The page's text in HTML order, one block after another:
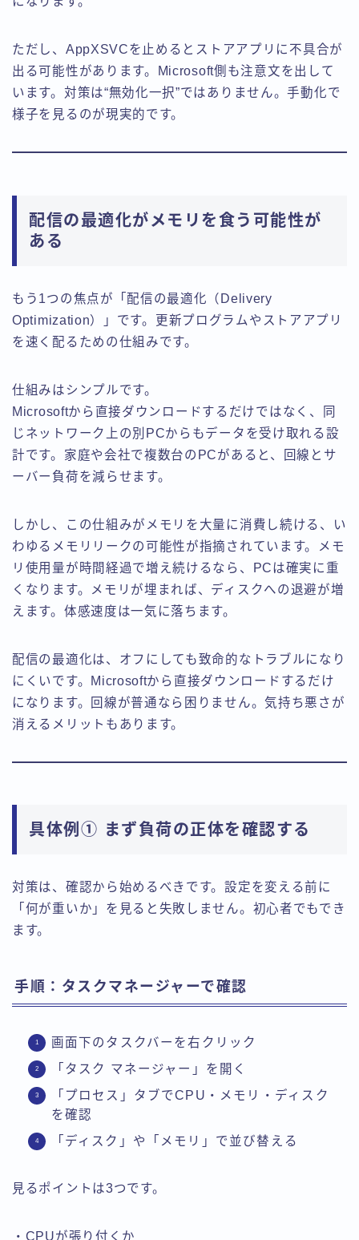
ただし、AppXSVCを止めるとストアアプリに不具合が
出る可能性があります。Microsoft側も注意文を出して
います。対策は“無効化一択”ではありません。手動化で
様子を見るのが現実的です。
配信の最適化がメモリを食う可能性が
ある
もう1つの焦点が「配信の最適化（Delivery
Optimization）」です。更新プログラムやストアアプリ
を速く配るための仕組みです。
仕組みはシンプルです。
Microsoftから直接ダウンロードするだけではなく、同
じネットワーク上の別PCからもデータを受け取れる設
計です。家庭や会社で複数台のPCがあると、回線とサ
ーバー負荷を減らせます。
しかし、この仕組みがメモリを大量に消費し続ける、い
わゆるメモリリークの可能性が指摘されています。メモ
リ使用量が時間経過で増え続けるなら、PCは確実に重
くなります。メモリが埋まれば、ディスクへの退避が増
えます。体感速度は一気に落ちます。
配信の最適化は、オフにしても致命的なトラブルになり
にくいです。Microsoftから直接ダウンロードするだけ
になります。回線が普通なら困りません。気持ち悪さが
消えるメリットもあります。
具体例① まず負荷の正体を確認する
対策は、確認から始めるべきです。設定を変える前に
「何が重いか」を見ると失敗しません。初心者でもでき
ます。
手順：タスクマネージャーで確認
画面下のタスクバーを右クリック
「タスク マネージャー」を開く
「プロセス」タブでCPU・メモリ・ディスク
を確認
「ディスク」や「メモリ」で並び替える
見るポイントは3つです。
・CPUが張り付くか